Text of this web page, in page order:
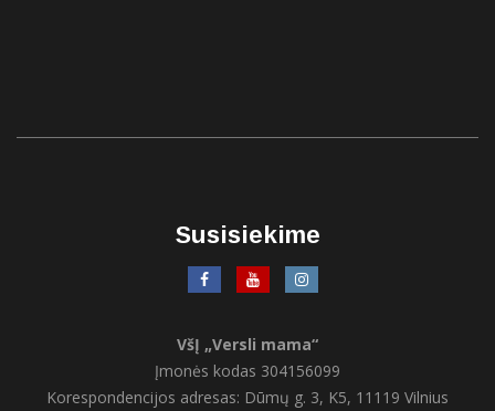
Susisiekime
VšĮ „Versli mama“
Įmonės kodas 304156099
Korespondencijos adresas: Dūmų g. 3, K5, 11119 Vilnius